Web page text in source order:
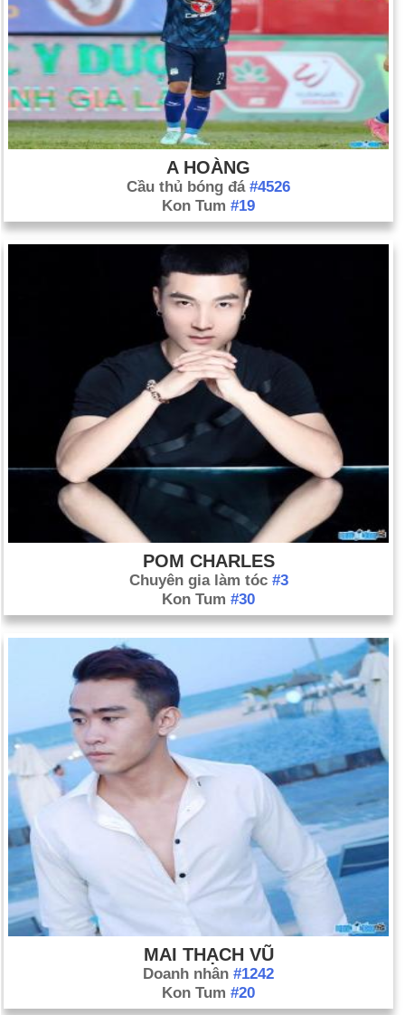
A HOÀNG
Cầu thủ bóng đá #4526
Kon Tum #19
POM CHARLES
Chuyên gia làm tóc #3
Kon Tum #30
MAI THẠCH VŨ
Doanh nhân #1242
Kon Tum #20